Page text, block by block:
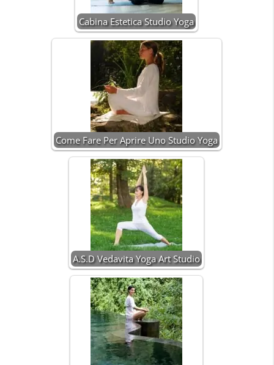
Cabina Estetica Studio Yoga
Come Fare Per Aprire Uno Studio Yoga
A.S.D Vedavita Yoga Art Studio